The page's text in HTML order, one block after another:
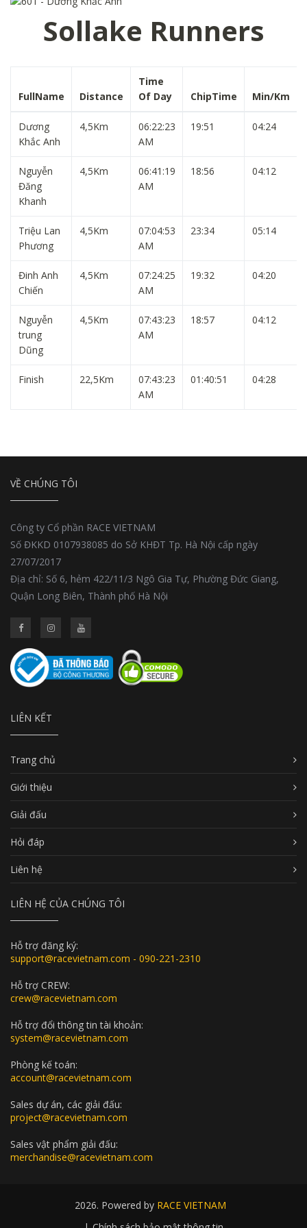
Sollake Runners
FullName Distance
Time
Of Day
ChipTime Min/Km
Dương
Khắc Anh
4,5Km
06:22:23
AM
19:51 04:24
Nguyễn
Đăng
Khanh
4,5Km
06:41:19
AM
18:56 04:12
Triệu Lan
Phương
4,5Km
07:04:53
AM
23:34 05:14
Đinh Anh
Chiến
4,5Km
07:24:25
AM
19:32 04:20
Nguyễn
trung
Dũng
4,5Km
07:43:23
AM
18:57 04:12
Finish 22,5Km
07:43:23
AM
01:40:51 04:28
VỀ CHÚNG TÔI
Công ty Cổ phần RACE VIETNAM
Số ĐKKD 0107938085 do Sở KHĐT Tp. Hà Nội cấp ngày
27/07/2017
Địa chỉ: Số 6, hẻm 422/11/3 Ngô Gia Tự, Phường Đức Giang,
Quận Long Biên, Thành phố Hà Nội
LIÊN KẾT
Trang chủ
Giới thiệu
Giải đấu
Hỏi đáp
Liên hệ
LIÊN HỆ CỦA CHÚNG TÔI
Hỗ trợ đăng ký:
support@racevietnam.com - 090-221-2310
Hỗ trợ CREW:
crew@racevietnam.com
Hỗ trợ đổi thông tin tài khoản:
system@racevietnam.com
Phòng kế toán:
account@racevietnam.com
Sales dự án, các giải đấu:
project@racevietnam.com
Sales vật phẩm giải đấu:
merchandise@racevietnam.com
2026. Powered by RACE VIETNAM